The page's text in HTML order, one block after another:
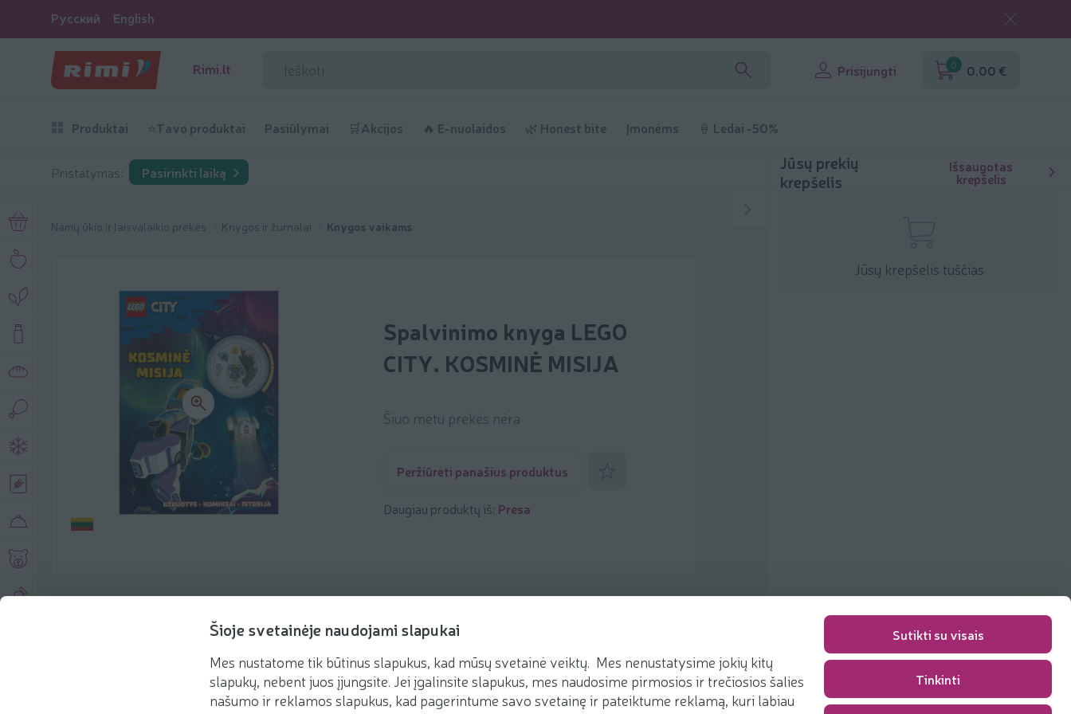
Šioje svetainėje naudojami slapukai
Mes nustatome tik būtinus slapukus, kad mūsų svetainė veiktų. Mes nenustatysime jokių kitų
slapukų, nebent juos įjungsite. Jei įgalinsite slapukus, mes naudosime pirmosios ir trečiosios šalies
našumo ir reklamos slapukus, kad pagerintume savo svetainę ir pateiktume reklamą, kuri labiau
Sutikti su visais
Tinkinti
Русский English
Rimi.lt Prisijungti 0 0,00 €
Produktai ⭐Tavo produktai Pasiūlymai 🛒Akcijos 🔥 E-nuolaidos 🌿 Honest bite Įmonėms 🍦 Ledai -50%
Pristatymas: Pasirinkti laiką
Namų ūkio ir laisvalaikio prekės Knygos ir žurnalai Knygos vaikams
Spalvinimo knyga LEGO
CITY. KOSMINĖ MISIJA
Šiuo metu prekės nėra
Peržiūrėti panašius produktus
Daugiau produktų iš: Presa
Produkto aprašymas
Rekomenduojame
Jūsų prekių
krepšelis
Išsaugotas
krepšelis
Jūsų krepšelis tuščias
Pakavimo mokestis 0,00 €